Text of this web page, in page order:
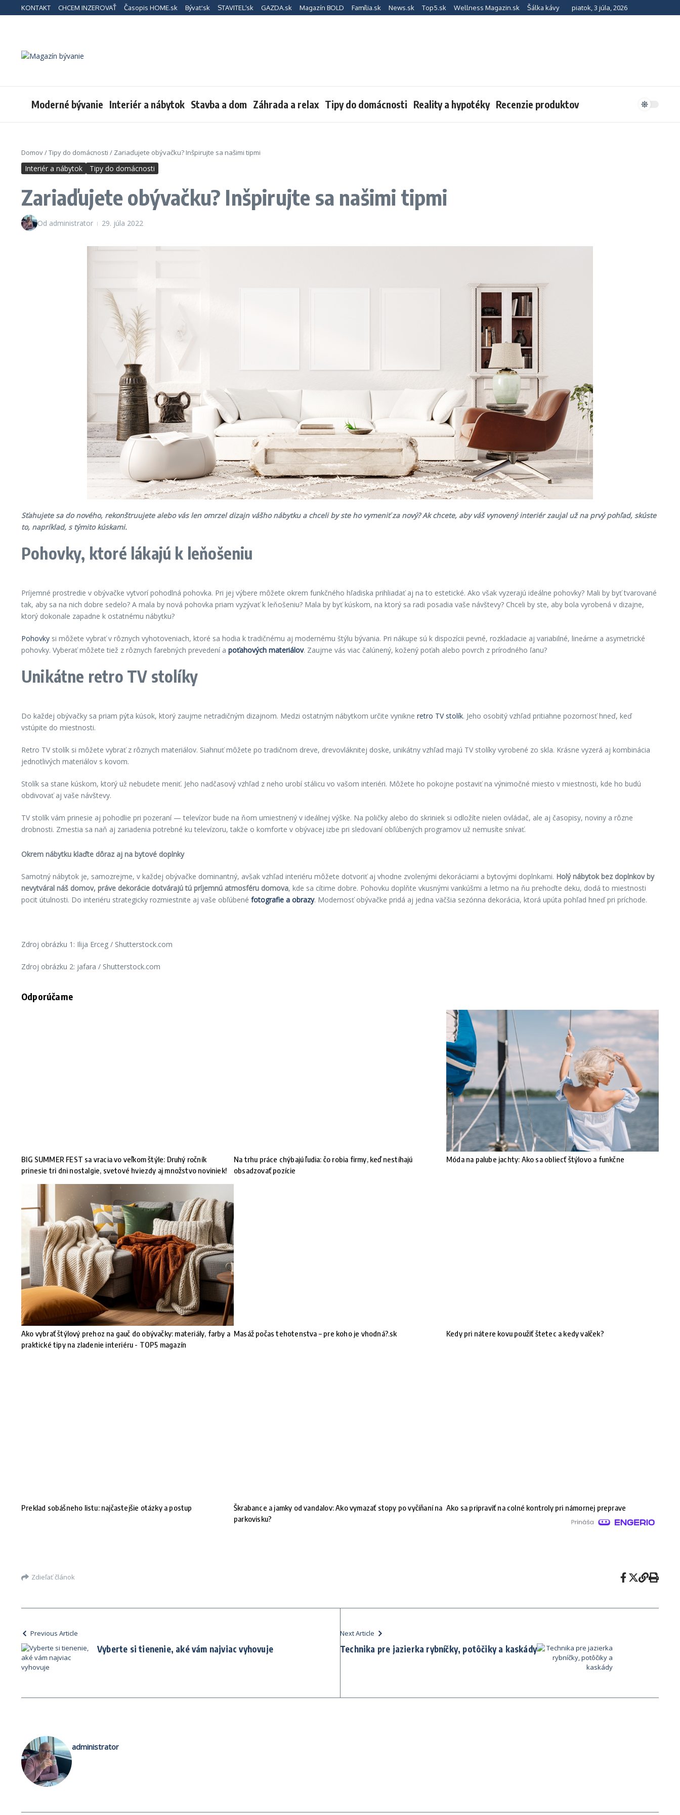
Preskočiť na obsah
KONTAKT CHCEM INZEROVAŤ Časopis HOME.sk Bývať.sk STAVITEĽ.sk GAZDA.sk Magazín BOLD Família.sk News.sk Top5.sk Wellness Magazin.sk Šálka kávy piatok, 3 júla, 2026
Moderné bývanie Interiér a nábytok Stavba a dom Záhrada a relax Tipy do domácnosti Reality a hypotéky Recenzie produktov
Domov/Tipy do domácnosti / Zariaďujete obývačku? Inšpirujte sa našimi tipmi
Interiér a nábytok Tipy do domácnosti
Zariaďujete obývačku? Inšpirujte sa našimi tipmi
Od administrator 29. júla 2022
Sťahujete sa do nového, rekonštruujete alebo vás len omrzel dizajn vášho nábytku a chceli by ste ho vymeniť za nový? Ak chcete, aby váš vynovený interiér zaujal už na prvý pohľad, skúste
to, napríklad, s týmito kúskami.
Pohovky, ktoré lákajú k leňošeniu
Príjemné prostredie v obývačke vytvorí pohodlná pohovka. Pri jej výbere môžete okrem funkčného hľadiska prihliadať aj na to estetické. Ako však vyzerajú ideálne pohovky? Mali by byť tvarované
tak, aby sa na nich dobre sedelo? A mala by nová pohovka priam vyzývať k leňošeniu? Mala by byť kúskom, na ktorý sa radi posadia vaše návštevy? Chceli by ste, aby bola vyrobená v dizajne,
ktorý dokonale zapadne k ostatnému nábytku?
Pohovky si môžete vybrať v rôznych vyhotoveniach, ktoré sa hodia k tradičnému aj modernému štýlu bývania. Pri nákupe sú k dispozícii pevné, rozkladacie aj variabilné, lineárne a asymetrické
pohovky. Vyberať môžete tiež z rôznych farebných prevedení a poťahových materiálov. Zaujme vás viac čalúnený, kožený poťah alebo povrch z prírodného ľanu?
Unikátne retro TV stolíky
Do každej obývačky sa priam pýta kúsok, ktorý zaujme netradičným dizajnom. Medzi ostatným nábytkom určite vynikne retro TV stolík. Jeho osobitý vzhľad pritiahne pozornosť hneď, keď
vstúpite do miestnosti.
Retro TV stolík si môžete vybrať z rôznych materiálov. Siahnuť môžete po tradičnom dreve, drevovláknitej doske, unikátny vzhľad majú TV stolíky vyrobené zo skla. Krásne vyzerá aj kombinácia
jednotlivých materiálov s kovom.
Stolík sa stane kúskom, ktorý už nebudete meniť. Jeho nadčasový vzhľad z neho urobí stálicu vo vašom interiéri. Môžete ho pokojne postaviť na výnimočné miesto v miestnosti, kde ho budú
obdivovať aj vaše návštevy.
TV stolík vám prinesie aj pohodlie pri pozeraní — televízor bude na ňom umiestnený v ideálnej výške. Na poličky alebo do skriniek si odložíte nielen ovládač, ale aj časopisy, noviny a rôzne
drobnosti. Zmestia sa naň aj zariadenia potrebné ku televízoru, takže o komforte v obývacej izbe pri sledovaní obľúbených programov už nemusíte snívať.
Okrem nábytku klaďte dôraz aj na bytové doplnky
Samotný nábytok je, samozrejme, v každej obývačke dominantný, avšak vzhľad interiéru môžete dotvoriť aj vhodne zvolenými dekoráciami a bytovými doplnkami. Holý nábytok bez doplnkov by
nevytváral náš domov, práve dekorácie dotvárajú tú príjemnú atmosféru domova, kde sa cítime dobre. Pohovku doplňte vkusnými vankúšmi a letmo na ňu prehoďte deku, dodá to miestnosti
pocit útulnosti. Do interiéru strategicky rozmiestnite aj vaše obľúbené fotografie a obrazy. Modernosť obývačke pridá aj jedna väčšia sezónna dekorácia, ktorá upúta pohľad hneď pri príchode.
Zdroj obrázku 1: Ilija Erceg / Shutterstock.com
Zdroj obrázku 2: jafara / Shutterstock.com
Odporúčame
BIG SUMMER FEST sa vracia vo veľkom štýle: Druhý ročník
prinesie tri dni nostalgie, svetové hviezdy aj množstvo noviniek!
Na trhu práce chýbajú ľudia: čo robia firmy, keď nestíhajú
obsadzovať pozície
Móda na palube jachty: Ako sa obliecť štýlovo a funkčne
Ako vybrať štýlový prehoz na gauč do obývačky: materiály, farby a
praktické tipy na zladenie interiéru - TOP5 magazín
Masáž počas tehotenstva – pre koho je vhodná?.sk Kedy pri nátere kovu použiť štetec a kedy valček?
Preklad sobášneho listu: najčastejšie otázky a postup
Škrabance a jamky od vandalov: Ako vymazať stopy po vyčíňaní na
parkovisku?
Ako sa pripraviť na colné kontroly pri námornej preprave
Zdieľať článok
Previous Article
Vyberte si tienenie, aké vám najviac vyhovuje
Next Article
Technika pre jazierka rybníčky, potôčiky a kaskády
administrator